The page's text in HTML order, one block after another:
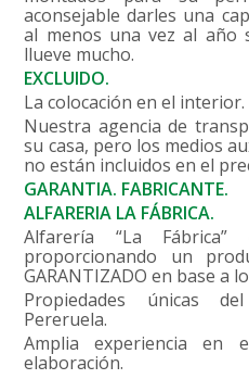
aconsejable darles una
al menos una vez al año
llueve mucho.
EXCLUIDO.
La colocación en el interior.
Nuestra agencia de
su casa, pero los medios
no están incluidos en el
GARANTIA. FABRICANTE.
ALFARERIA LA FÁBRICA.
Alfarería “La
proporcionando un
GARANTIZADO en base a
Propiedades únicas
Pereruela.
Amplia experiencia en
elaboración.